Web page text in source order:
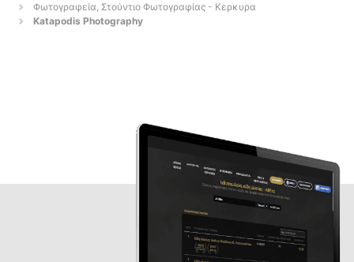
Φωτογραφεία, Στούντιο Φωτογραφίας - Κερκυρα
Katapodis Photography